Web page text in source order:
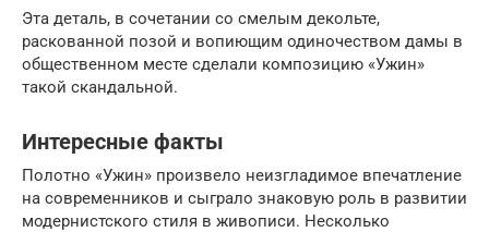
Эта деталь, в сочетании со смелым декольте,
раскованной позой и вопиющим одиночеством дамы в
общественном месте сделали композицию «Ужин»
такой скандальной.
Интересные факты
Полотно «Ужин» произвело неизгладимое впечатление
на современников и сыграло знаковую роль в развитии
модернистского стиля в живописи. Несколько